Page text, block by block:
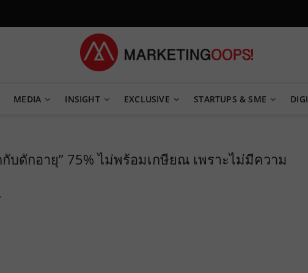
MEDIA INSIGHT EXCLUSIVE STARTUPS & SME
บดักอายุ” 75% ไม่พร้อมเกษียณ เพราะไม่มีความ